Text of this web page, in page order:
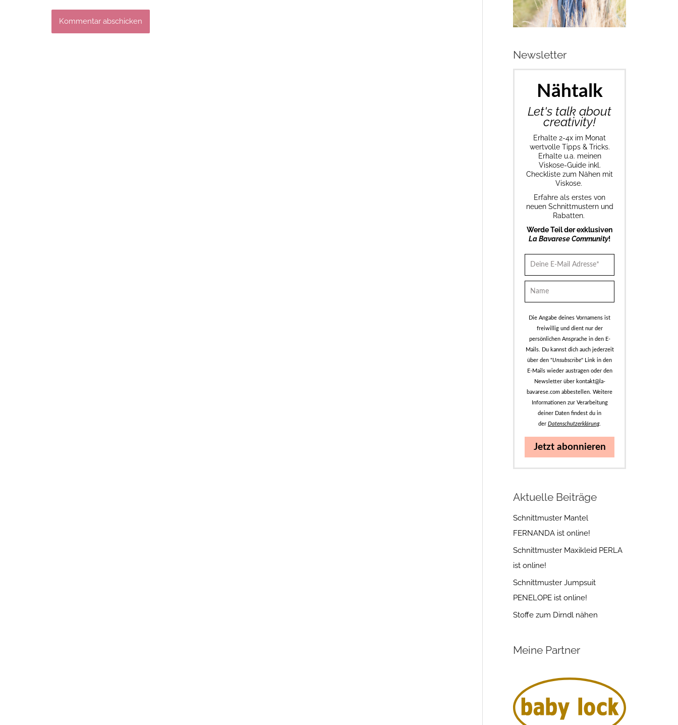
Newsletter
Nähtalk
Let's talk about
creativity!
Erhalte 2-4x im Monat
wertvolle Tipps & Tricks.
Erhalte u.a. meinen
Viskose-Guide inkl.
Checkliste zum Nähen mit
Viskose.
Erfahre als erstes von
neuen Schnittmustern und
Rabatten.
Werde Teil der exklusiven
La Bavarese Community!
Die Angabe deines Vornamens ist
freiwillig und dient nur der
persönlichen Ansprache in den E-
Mails. Du kannst dich auch jederzeit
über den "Unsubscribe" Link in den
E-Mails wieder austragen oder den
Newsletter über kontakt@la-
bavarese.com abbestellen. Weitere
Informationen zur Verarbeitung
deiner Daten findest du in
der Datenschutzerklärung.
Jetzt abonnieren
Aktuelle Beiträge
Schnittmuster Mantel
FERNANDA ist online!
Schnittmuster Maxikleid PERLA
ist online!
Schnittmuster Jumpsuit
PENELOPE ist online!
Stoffe zum Dirndl nähen
Meine Partner